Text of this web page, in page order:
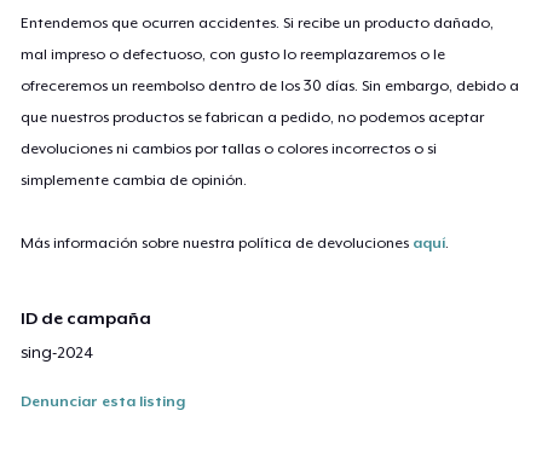
Entendemos que ocurren accidentes. Si recibe un producto dañado,
mal impreso o defectuoso, con gusto lo reemplazaremos o le
ofreceremos un reembolso dentro de los 30 días. Sin embargo, debido a
que nuestros productos se fabrican a pedido, no podemos aceptar
devoluciones ni cambios por tallas o colores incorrectos o si
simplemente cambia de opinión.
Más información sobre nuestra política de devoluciones aquí.
ID de campaña
sing-2024
Denunciar esta listing